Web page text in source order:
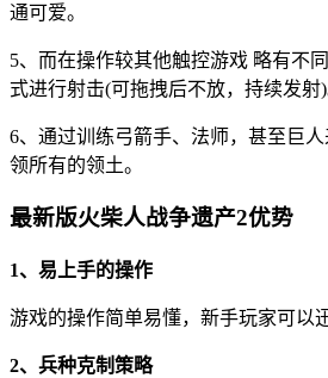
通可爱。
5、而在操作较其他触控游戏 略有不
式进行射击(可拖拽后不放，持续发射)
6、通过训练弓箭手、法师，甚至巨
领所有的领土。
最新版火柴人战争遗产2优势
1、易上手的操作
游戏的操作简单易懂，新手玩家可以
2、兵种克制策略